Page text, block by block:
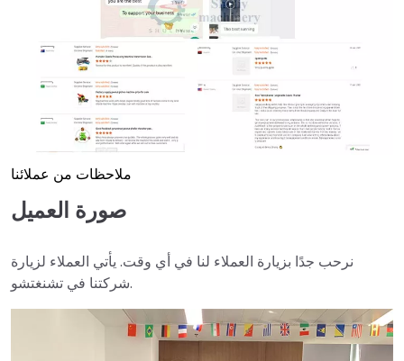
ملاحظات من عملائنا
صورة العميل
نرحب جدًا بزيارة العملاء لنا في أي وقت. يأتي العملاء لزيارة
شركتنا في تشنغتشو.